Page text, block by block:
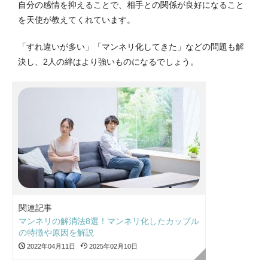
自分の感情を抑えることで、相手との関係が良好になること
を天使が教えてくれています。
「すれ違いが多い」「マンネリ化してきた」などの問題も解
決し、2人の絆はより強いものになるでしょう。
関連記事
マンネリの解消法8選！マンネリ化したカップル
の特徴や原因を解説
2022年04月11日 2025年02月10日